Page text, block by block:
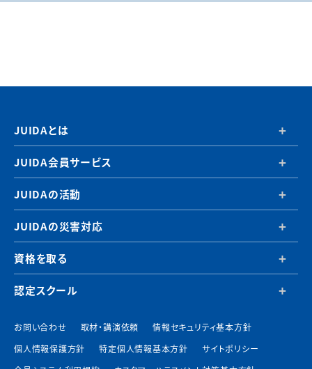
JUIDAとは
JUIDA会員サービス
JUIDAの活動
JUIDAの災害対応
資格を取る
認定スクール
お問い合わせ 取材・講演依頼
情報セキュリティ基本方針
個人情報保護方針
特定個人情報基本方針
サイトポリシー